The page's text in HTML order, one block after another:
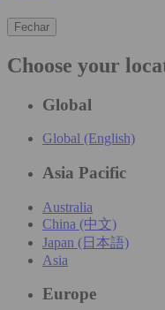
Fechar
Choose your
Global
Global (English)
Asia Pacific
Australia
China (中文)
Japan (日本語)
Asia
Europe